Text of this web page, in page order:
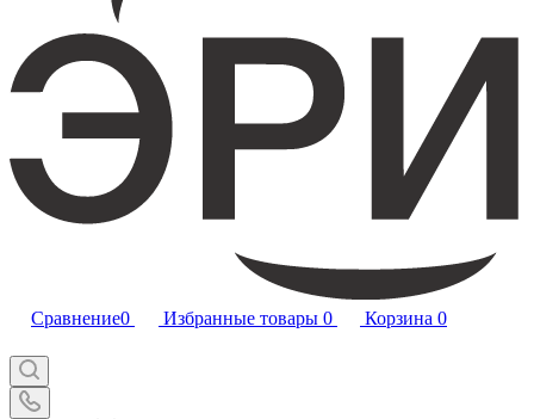
Сравнение0 Избранные товары 0 Корзина 0